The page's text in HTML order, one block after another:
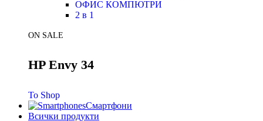
ОФИС КОМПЮТРИ
2 в 1
ON SALE
HP Envy 34
To Shop
Смартфони
Всички продукти